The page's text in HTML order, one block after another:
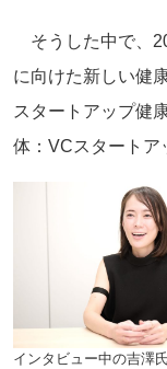
そうした中で、
に向けた新しい健
スタートアップ健
体：VCスタートア
インタビュー中の吉澤氏